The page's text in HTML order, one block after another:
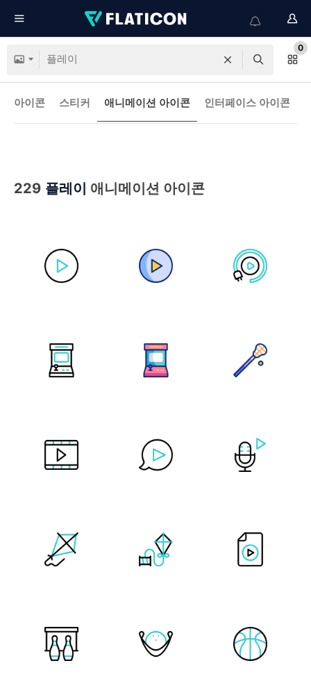
0
아이콘 스티커 애니메이션 아이콘 인터페이스 아이콘
229 플레이 애니메이션 아이콘